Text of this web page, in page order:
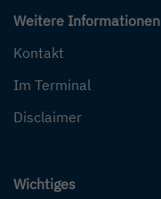
Weitere Informationen
Kontakt
Im Terminal
Disclaimer
Wichtiges